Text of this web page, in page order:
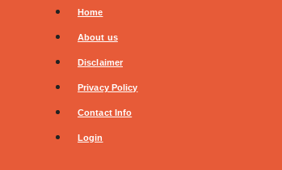
Home
About us
Disclaimer
Privacy Policy
Contact Info
Login